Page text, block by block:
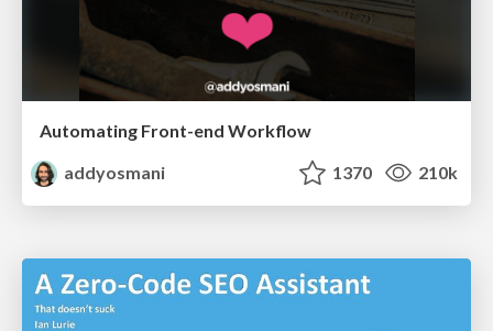
Automating Front-end Workflow
addyosmani
1370 210k